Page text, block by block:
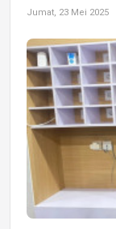
Jumat, 23 Mei 2025